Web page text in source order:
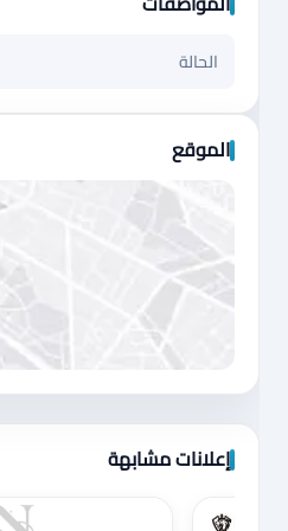
الحالة
الموقع
اضغط لتحميل الموقع
إعلانات مشابهة